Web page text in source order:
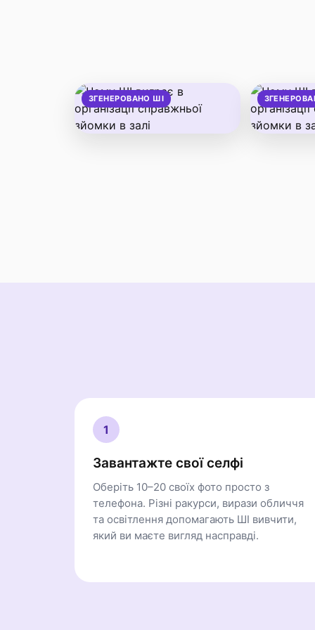
ЗГЕНЕРОВАНО ШІ
1
Завантажте свої селфі
Оберіть 10–20 своїх фото просто з
телефона. Різні ракурси, вирази обличчя
та освітлення допомагають ШІ вивчити,
який ви маєте вигляд насправді.